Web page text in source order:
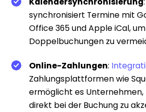
synchronisiert Termine mit
Office 365 und Apple iCal, um
Doppelbuchungen zu
Online-Zahlungen:
Zahlungsplattformen wie
ermöglicht es Unternehmen,
direkt bei der Buchung zu